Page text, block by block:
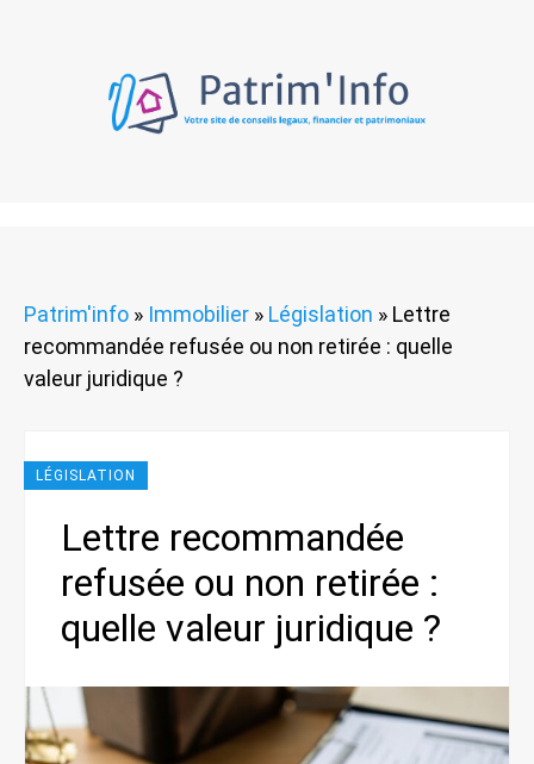
Patrim'info » Immobilier » Législation » Lettre
recommandée refusée ou non retirée : quelle
valeur juridique ?
LÉGISLATION
Lettre recommandée
refusée ou non retirée :
quelle valeur juridique ?